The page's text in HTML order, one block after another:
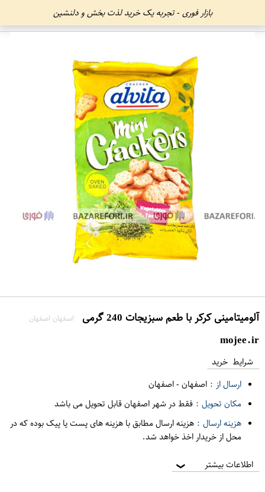
بازار فوری - تجربه یک خرید لذت بخش و دلنشین
آلومیتامینی کرکر با طعم سبزیجات 240 گرمی اصفهان اصفهان
mojee.ir
شرایط خرید
ارسال از : اصفهان-اصفهان
مکان تحویل : فقط در شهر اصفهان قابل تحویل می باشد
هزینه ارسال : هزینه ارسال مطابق با هزینه های پست یا پیک بوده که در
محل از خریدار اخذ خواهد شد.
اطلاعات بیشتر ❯